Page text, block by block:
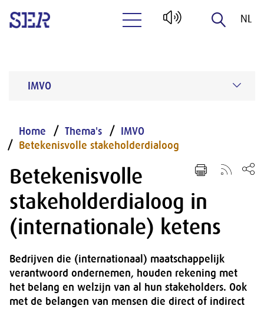
NL
IMVO
Home Thema's
IMVO
Betekenisvolle stakeholderdialoog
Betekenisvolle
stakeholderdialoog in
(internationale) ketens
Bedrijven die (internationaal) maatschappelijk
verantwoord ondernemen, houden rekening met
het belang en welzijn van al hun stakeholders. Ook
met de belangen van mensen die direct of indirect